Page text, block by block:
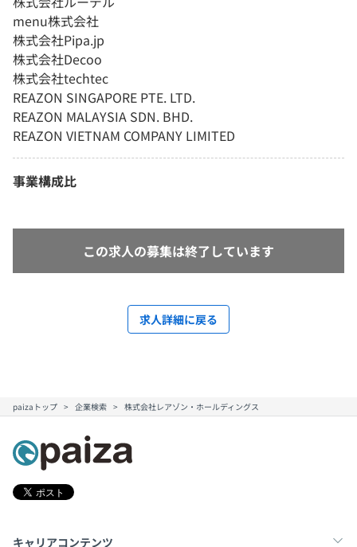
menu株式会社
株式会社Pipa.jp
株式会社Decoo
株式会社techtec
REAZON SINGAPORE PTE. LTD.
REAZON MALAYSIA SDN. BHD.
REAZON VIETNAM COMPANY LIMITED
事業構成比
この求人の募集は終了しています
求人詳細に戻る
paizaトップ 企業検索 株式会社レアゾン・ホールディングス
キャリアコンテンツ